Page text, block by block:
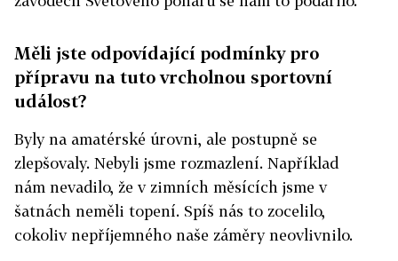
Měli jste odpovídající podmínky pro
přípravu na tuto vrcholnou sportovní
událost?
Byly na amatérské úrovni, ale postupně se
zlepšovaly. Nebyli jsme rozmazlení. Například
nám nevadilo, že v zimních měsících jsme v
šatnách neměli topení. Spíš nás to zocelilo,
cokoliv nepříjemného naše záměry neovlivnilo.